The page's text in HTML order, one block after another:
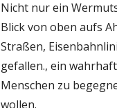
Nicht nur ein
Blick von oben aufs
Straßen,
gefallen., ein
Menschen zu
wollen.